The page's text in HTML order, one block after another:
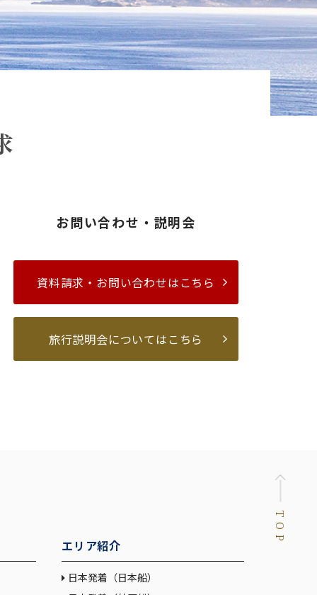
お問い合わせ・説明会
資料請求・お問い合わせはこちら
旅行説明会についてはこちら
TOP
エリア紹介
日本発着（日本船）